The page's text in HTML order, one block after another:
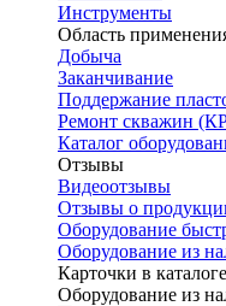
Инструменты
Область
Добыча
Заканчивание
Поддержание
Ремонт скважин
Каталог
Отзывы
Видеоотзывы
Отзывы о
Оборудование
Оборудование из
Карточки в каталоге
Оборудование из